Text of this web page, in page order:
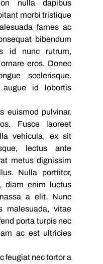
nulla dapibus
morbi tristique
fames ac
bibendum
id nunc rutrum,
eros. Donec
scelerisque.
augue id lobortis
euismod pulvinar.
Fusce laoreet
vehicula, ex sit
lectus ante
metus dignissim
Nulla porttitor,
diam enim luctus
a elit. Nunc
malesuada, vitae
porta turpis nec
ac est ultricies
feugiat nec tortor a